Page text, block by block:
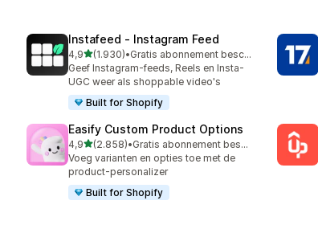
Instafeed ‑ Instagram Feed
4,9van 5 sterren
(1.930)
1930 recensies in totaal
•
Gratis abonnement beschikbaar
Geef Instagram-feeds, Reels en Insta-
UGC weer als shoppable video's
Built for Shopify
Easify Custom Product Options
4,9van 5 sterren
(2.858)
2858 recensies in totaal
•
Gratis abonnement beschikbaar
Voeg varianten en opties toe met de
product-personalizer
Built for Shopify